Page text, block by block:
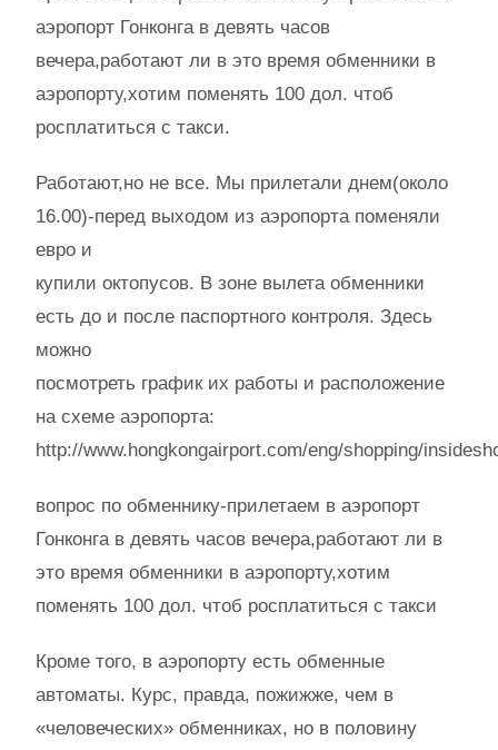
аэропорт Гонконга в девять часов
вечера,работают ли в это время обменники в
аэропорту,хотим поменять 100 дол. чтоб
росплатиться с такси.
Работают,но не все. Мы прилетали днем(около
16.00)-перед выходом из аэропорта поменяли
евро и
купили октопусов. В зоне вылета обменники
есть до и после паспортного контроля. Здесь
можно
посмотреть график их работы и расположение
на схеме аэропорта:
http://www.hongkongairport.com/eng/shopping/
вопрос по обменнику-прилетаем в аэропорт
Гонконга в девять часов вечера,работают ли в
это время обменники в аэропорту,хотим
поменять 100 дол. чтоб росплатиться с такси
Кроме того, в аэропорту есть обменные
автоматы. Курс, правда, пожижже, чем в
«человеческих» обменниках, но в половину